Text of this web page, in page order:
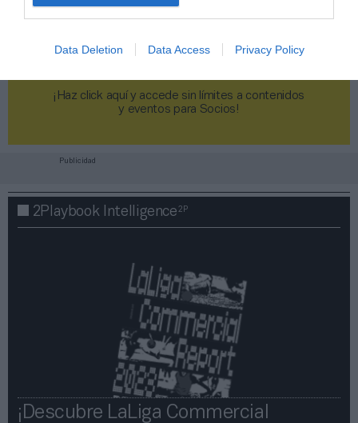
Data Deletion Data Access Privacy Policy
¡Haz click aquí y accede sin límites a contenidos
y eventos para Socios!​​​​​​​
Publicidad
2Playbook Intelligence2P
¡Descubre LaLiga Commercial